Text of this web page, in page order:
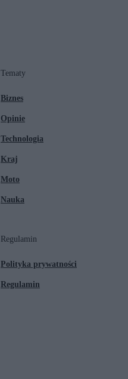
Tematy
Biznes
Opinie
Technologia
Kraj
Moto
Nauka
Regulamin
Polityka prywatności
Regulamin